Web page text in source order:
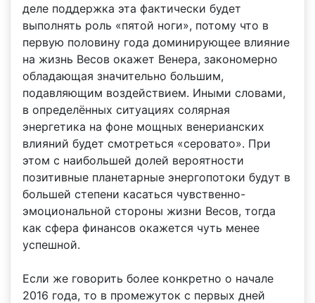
деле поддержка эта фактически будет
выполнять роль «пятой ноги», потому что в
первую половину года доминирующее влияние
на жизнь Весов окажет Венера, закономерно
обладающая значительно большим,
подавляющим воздействием. Иными словами,
в определённых ситуациях солярная
энергетика на фоне мощных венерианских
влияний будет смотреться «серовато». При
этом с наибольшей долей вероятности
позитивные планетарные энергопотоки будут в
большей степени касаться чувственно-
эмоциональной стороны жизни Весов, тогда
как сфера финансов окажется чуть менее
успешной.
Если же говорить более конкретно о начале
2016 года, то в промежуток с первых дней